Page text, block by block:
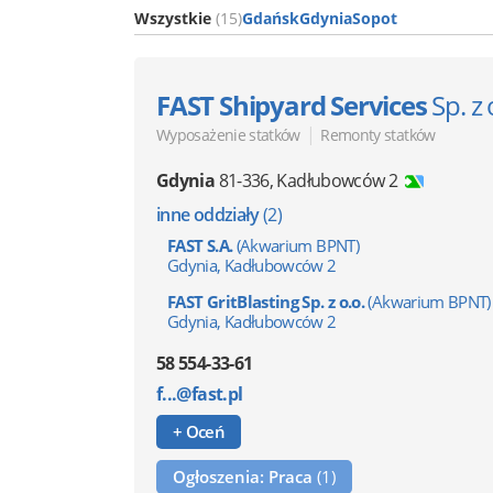
Wszystkie (15)GdańskGdyniaSopot
FAST Shipyard ServicesSp. z
Wyposażenie statków | Remonty statków
Gdynia81-336,Kadłubowców 2
inne oddziały(2)
FAST S.A.(Akwarium BPNT)
Gdynia, Kadłubowców 2
FAST GritBlasting Sp. z o.o.(Akwarium BPNT)
Gdynia, Kadłubowców 2
58 554-33-61
f...@fast.pl
+ Oceń
Ogłoszenia: Praca (1)